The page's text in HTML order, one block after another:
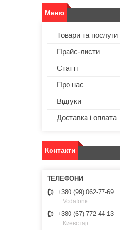
Товари та послуги
Прайс-листи
Статті
Про нас
Відгуки
Доставка і оплата
Контакти
+380 (99) 062-77-69
Vodafone
+380 (67) 772-44-13
Киевстар